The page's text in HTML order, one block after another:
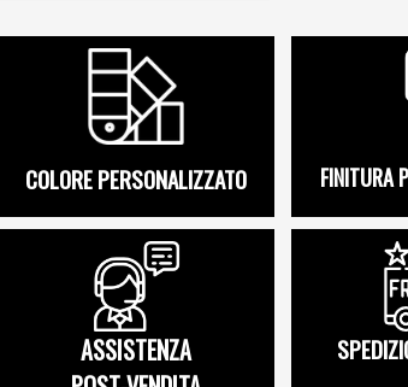
COLORE PERSONALIZZATO FINITURA
ASSISTENZA